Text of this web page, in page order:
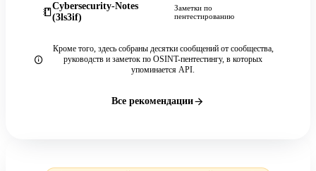
Cybersecurity-Notes
(3ls3if)
Заметки по
пентестированию
Кроме того, здесь собраны десятки сообщений от сообщества,
руководств и заметок по OSINT-пентестингу, в которых
упоминается API.
Все рекомендации